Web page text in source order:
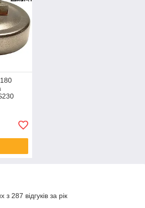
287 відгуків за рік